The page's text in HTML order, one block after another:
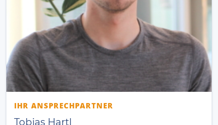
IHR ANSPRECHPARTNER
Tobias Hartl